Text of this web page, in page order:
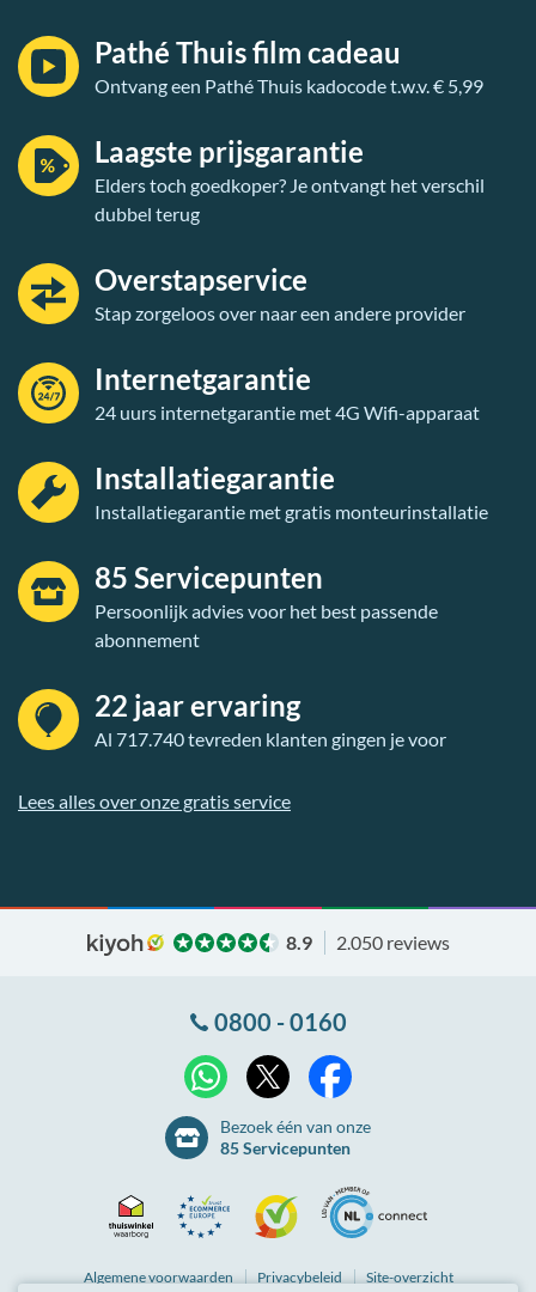
Pathé Thuis film cadeau
Ontvang een Pathé Thuis kadocode t.w.v. € 5,99
Laagste prijsgarantie
Elders toch goedkoper? Je ontvangt het verschil
dubbel terug
Overstapservice
Stap zorgeloos over naar een andere provider
Internetgarantie
24 uurs internetgarantie met 4G Wifi-apparaat
Installatiegarantie
Installatiegarantie met gratis monteurinstallatie
85 Servicepunten
Persoonlijk advies voor het best passende
abonnement
22 jaar ervaring
Al 717.740 tevreden klanten gingen je voor
Lees alles over onze gratis service
8.9 2.050 reviews
0800 - 0160
WhatsApp
Bezoek één van onze
85 Servicepunten
Algemenevoorwaarden Privacybeleid Site-overzicht